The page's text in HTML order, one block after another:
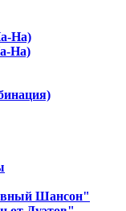
На)
На)
Шансон"